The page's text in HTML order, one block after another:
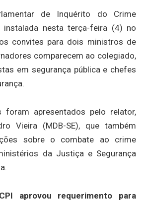
de Inquérito do Crime
instalada nesta terça-feira (4) no
convites para dois ministros de
comparecem ao colegiado,
em segurança pública e chefes
foram apresentados pelo relator,
Vieira (MDB-SE), que também
sobre o combate ao crime
da Justiça e Segurança
aprovou requerimento para